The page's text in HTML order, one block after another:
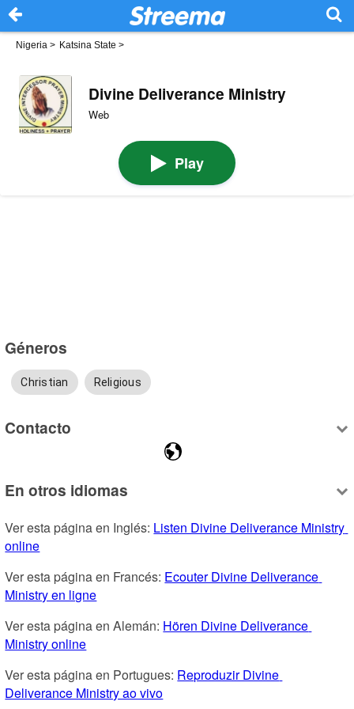
Nigeria > Katsina State >
Divine Deliverance Ministry
Web
Play
Géneros
Christian Religious
Contacto
En otros idiomas
Ver esta página en Inglés: Listen Divine Deliverance Ministry
online
Ver esta página en Francés: Ecouter Divine Deliverance
Ministry en ligne
Ver esta página en Alemán: Hören Divine Deliverance
Ministry online
Ver esta página en Portugues: Reproduzir Divine
Deliverance Ministry ao vivo